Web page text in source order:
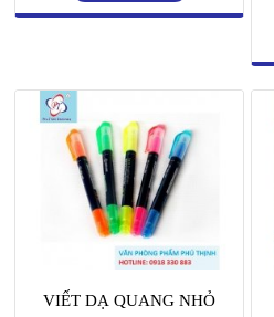
VIẾT DẠ QUANG NHỎ